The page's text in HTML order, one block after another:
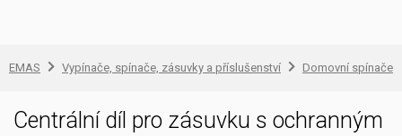
EMAS Vypínače, spínače, zásuvky a příslušenství Domovní spínače
Centrální díl pro zásuvku s ochranným